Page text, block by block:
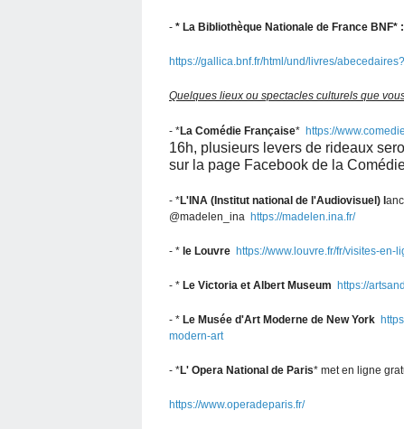
- * La Bibliothèque Nationale de France BNF* :
https://gallica.bnf.fr/html/und/livres/
Quelques lieux ou spectacles culturels que
- *La Comédie Française* https://
16h, plusieurs levers de rideaux
sur la page Facebook de la
- *L'INA (Institut national de l'Audiovisuel) l
@madelen_ina https://madelen.ina.fr/
- * le Louvre https://www.louvre.fr/fr/visites-en-
- * Le Victoria et Albert Museum https://
- * Le Musée d'Art Moderne de New York
modern-art
- *L' Opera National de Paris* met en ligne
https://www.operadeparis.fr/